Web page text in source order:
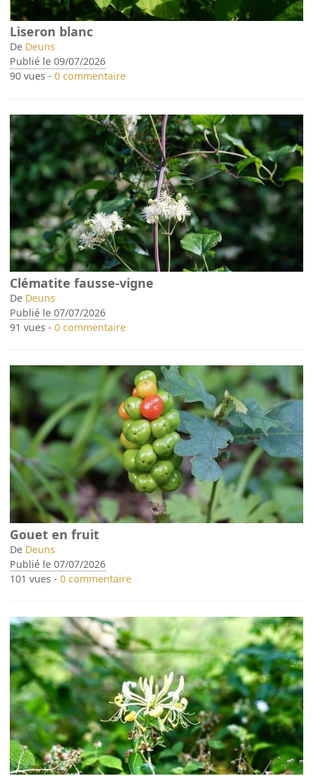
Liseron blanc
De Deuns
Publié le 09/07/2026
90 vues -0 commentaire
Clématite fausse-vigne
De Deuns
Publié le 07/07/2026
91 vues -0 commentaire
Gouet en fruit
De Deuns
Publié le 07/07/2026
101 vues -0 commentaire